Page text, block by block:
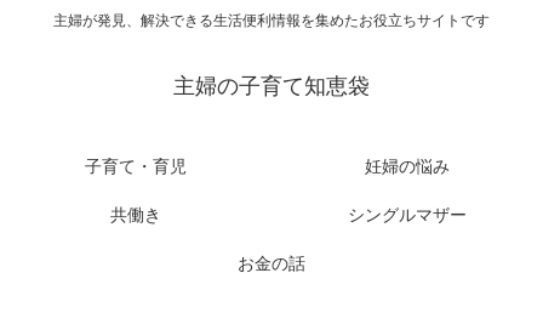
主婦が発見、解決できる生活便利情報を集めたお役立ちサイトです
主婦の子育て知恵袋
子育て・育児 妊婦の悩み
共働き シングルマザー
お金の話